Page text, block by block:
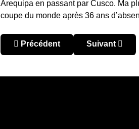
Arequipa en passant par Cusco. Ma
coupe du monde après 36 ans
Article précédent : Pérou –
Précédent Article
Suivant